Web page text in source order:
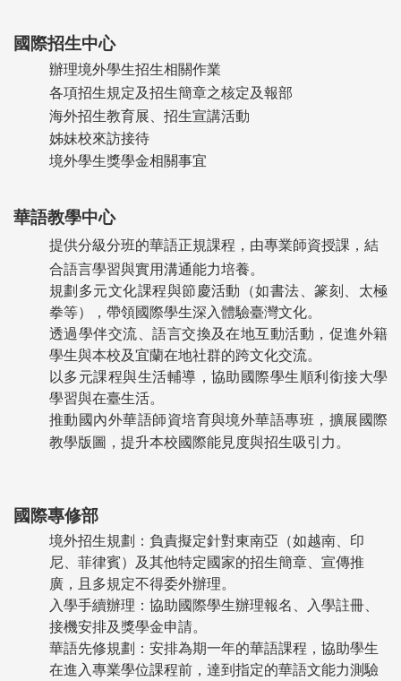
國際招生中心
辦理境外學生招生相關作業
各項招生規定及招生簡章之核定及報部
海外招生教育展、招生宣講活動
姊妹校來訪接待
境外學生獎學金相關事宜
華語教學中心
提供分級分班的華語正規課程，由專業師資授課，結
合語言學習與實用溝通能力培養。
規劃多元文化課程與節慶活動（如書法、篆刻、太極
拳等），帶領國際學生深入體驗臺灣文化。
透過學伴交流、語言交換及在地互動活動，促進外籍
學生與本校及宜蘭在地社群的跨文化交流。
以多元課程與生活輔導，協助國際學生順利銜接大學
學習與在臺生活。
推動國內外華語師資培育與境外華語專班，擴展國際
教學版圖，提升本校國際能見度與招生吸引力。
國際專修部
境外招生規劃：負責擬定針對東南亞（如越南、印
尼、菲律賓）及其他特定國家的招生簡章、宣傳推
廣，且多規定不得委外辦理。
入學手續辦理：協助國際學生辦理報名、入學註冊、
接機安排及獎學金申請。
華語先修規劃：安排為期一年的華語課程，協助學生
在進入專業學位課程前，達到指定的華語文能力測驗